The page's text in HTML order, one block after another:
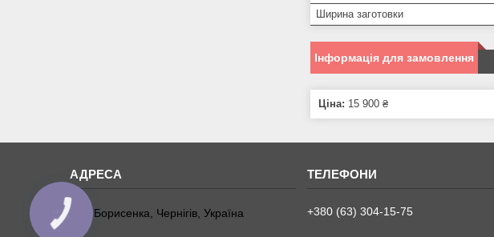
Ширина заготовки
Інформація для замовлення
Ціна: 15 900 ₴
вул. Борисенка, Чернігів, Україна +380 (63) 304-15-75
КНОПКА
ЗВ'ЯЗКУ